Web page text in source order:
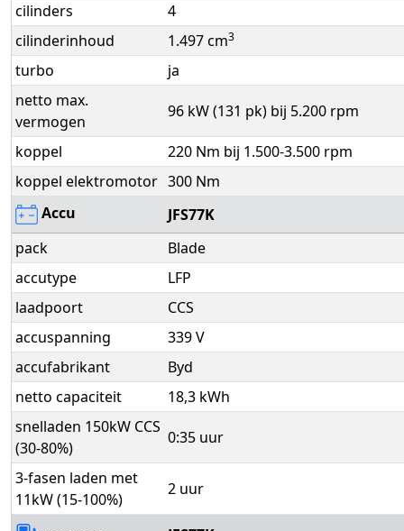
cilinders
4
cilinderinhoud
1.497 cm3
turbo
ja
netto max.
vermogen
96 kW (131 pk) bij 5.200 rpm
koppel
220 Nm bij 1.500-3.500 rpm
koppel elektromotor 300 Nm
Accu
JFS77K
pack
Blade
accutype
LFP
laadpoort
CCS
accuspanning
339 V
accufabrikant
Byd
netto capaciteit
18,3 kWh
snelladen 150kW CCS
(30-80%)
0:35 uur
3-fasen laden met
11kW (15-100%)
2 uur